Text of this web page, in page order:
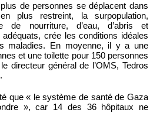
de personnes se déplacent dans
plus restreint, la surpopulation,
de nourriture, d’eau, d’abris et
adéquats, crée les conditions idéales
maladies. En moyenne, il y a une
et une toilette pour 150 personnes
directeur général de l’OMS, Tedros
que « le système de santé de Gaza
», car 14 des 36 hôpitaux ne